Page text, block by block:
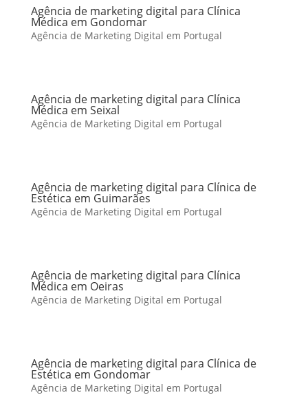
Agência de marketing digital para Clínica
Médica em Gondomar
Agência de Marketing Digital em Portugal
Agência de marketing digital para Clínica
Médica em Seixal
Agência de Marketing Digital em Portugal
Agência de marketing digital para Clínica de
Estética em Guimarães
Agência de Marketing Digital em Portugal
Agência de marketing digital para Clínica
Médica em Oeiras
Agência de Marketing Digital em Portugal
Agência de marketing digital para Clínica de
Estética em Gondomar
Agência de Marketing Digital em Portugal